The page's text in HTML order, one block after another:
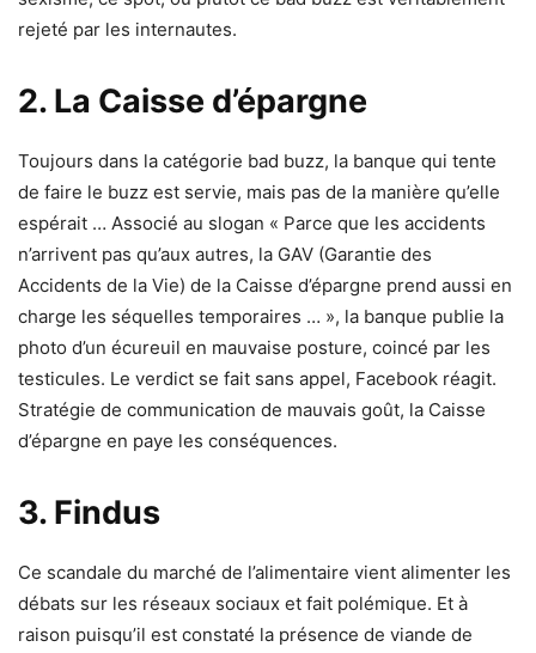
rejeté par les internautes.
2. La Caisse d’épargne
Toujours dans la catégorie bad buzz, la banque qui tente
de faire le buzz est servie, mais pas de la manière qu’elle
espérait … Associé au slogan « Parce que les accidents
n’arrivent pas qu’aux autres, la GAV (Garantie des
Accidents de la Vie) de la Caisse d’épargne prend aussi en
charge les séquelles temporaires … », la banque publie la
photo d’un écureuil en mauvaise posture, coincé par les
testicules. Le verdict se fait sans appel, Facebook réagit.
Stratégie de communication de mauvais goût, la Caisse
d’épargne en paye les conséquences.
3. Findus
Ce scandale du marché de l’alimentaire vient alimenter les
débats sur les réseaux sociaux et fait polémique. Et à
raison puisqu’il est constaté la présence de viande de